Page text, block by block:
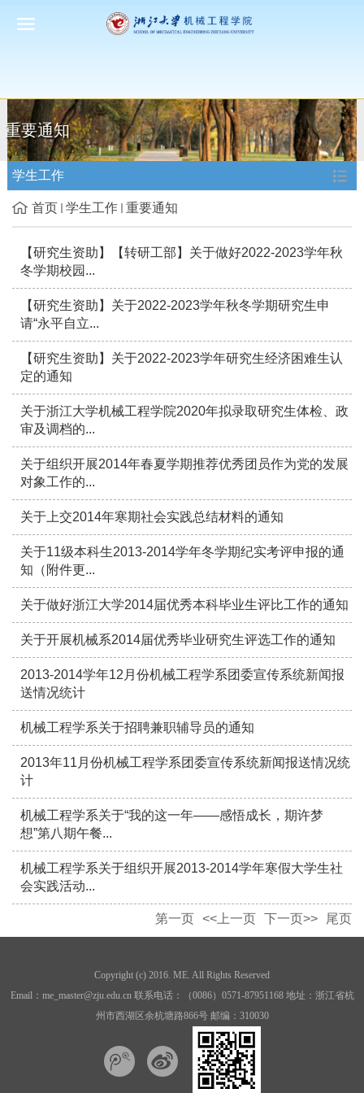
重要通知
学生工作
首页 学生工作 重要通知
【研究生资助】【转研工部】关于做好2022-2023学年秋
冬学期校园...
【研究生资助】关于2022-2023学年秋冬学期研究生申
请“永平自立...
【研究生资助】关于2022-2023学年研究生经济困难生认
定的通知
关于浙江大学机械工程学院2020年拟录取研究生体检、政
审及调档的...
关于组织开展2014年春夏学期推荐优秀团员作为党的发展
对象工作的...
关于上交2014年寒期社会实践总结材料的通知
关于11级本科生2013-2014学年冬学期纪实考评申报的通
知（附件更...
关于做好浙江大学2014届优秀本科毕业生评比工作的通知
关于开展机械系2014届优秀毕业研究生评选工作的通知
2013-2014学年12月份机械工程学系团委宣传系统新闻报
送情况统计
机械工程学系关于招聘兼职辅导员的通知
2013年11月份机械工程学系团委宣传系统新闻报送情况统
计
机械工程学系关于“我的这一年——感悟成长，期许梦
想”第八期午餐...
机械工程学系关于组织开展2013-2014学年寒假大学生社
会实践活动...
第一页 <<上一页 下一页>> 尾页
Copyright (c) 2016. ME. All Rights Reserved
Email：me_master@zju.edu.cn 联系电话：（0086）0571-87951168 地址：浙江省杭
州市西湖区余杭塘路866号 邮编：310030